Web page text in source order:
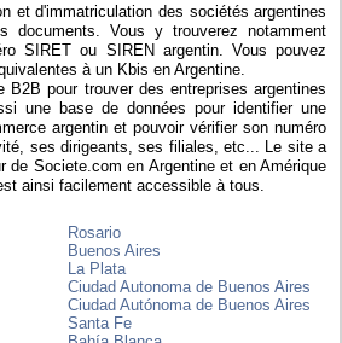
et d'immatriculation des sociétés argentines
documents. Vous y trouverez notamment
SIRET ou SIREN argentin. Vous pouvez
à un Kbis en Argentine.
B2B pour trouver des entreprises argentines
une base de données pour identifier une
argentin et pouvoir vérifier son numéro
ses dirigeants, ses filiales, etc... Le site a
de Societe.com en Argentine et en Amérique
ainsi facilement accessible à tous.
Rosario
Buenos Aires
La Plata
Ciudad Autonoma de Buenos Aires
Ciudad Autónoma de Buenos Aires
Santa Fe